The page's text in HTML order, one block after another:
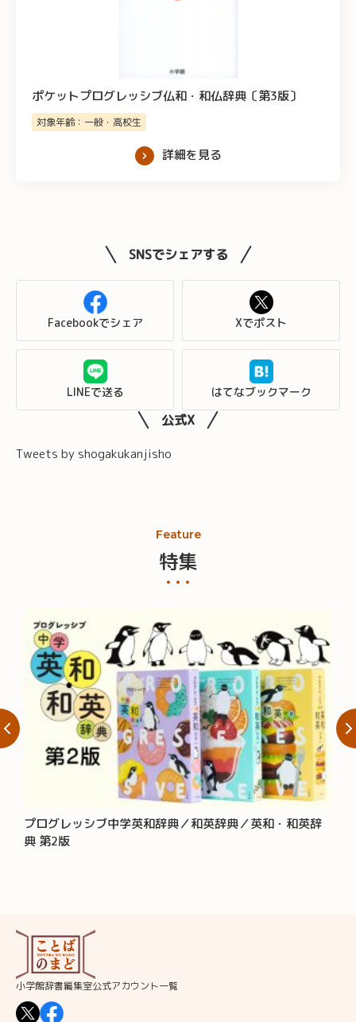
ポケットプログレッシブ仏和・和仏辞典〔第3版〕
対象年齢：一般・高校生
詳細を見る
SNSでシェアする
Facebookでシェア Xでポスト
LINEで送る はてなブックマーク
公式X
Tweets by shogakukanjisho
Feature
特集
プログレッシブ中学英和辞典／和英辞典／英和・和英辞
典 第2版
小学館辞書編集室公式アカウント一覧